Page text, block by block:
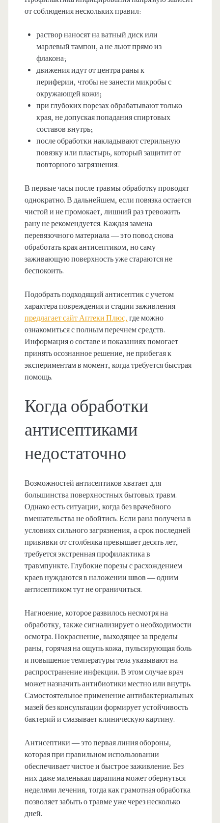
от соблюдения нескольких правил:
раствор наносят на ватный диск или
марлевый тампон, а не льют прямо из
флакона;
движения идут от центра раны к
периферии, чтобы не занести микробы с
окружающей кожи;
при глубоких порезах обрабатывают только
края, не допуская попадания спиртовых
составов внутрь;
после обработки накладывают стерильную
повязку или пластырь, который защитит от
повторного загрязнения.
В первые часы после травмы обработку проводят
однократно. В дальнейшем, если повязка остается
чистой и не промокает, лишний раз тревожить
рану не рекомендуется. Каждая замена
перевязочного материала — это повод снова
обработать края антисептиком, но саму
заживающую поверхность уже стараются не
беспокоить.
Подобрать подходящий антисептик с учетом
характера повреждения и стадии заживления
предлагает сайт Аптеки Плюс, где можно
ознакомиться с полным перечнем средств.
Информация о составе и показаниях помогает
принять осознанное решение, не прибегая к
экспериментам в момент, когда требуется быстрая
помощь.
Когда обработки
антисептиками
недостаточно
Возможностей антисептиков хватает для
большинства поверхностных бытовых травм.
Однако есть ситуации, когда без врачебного
вмешательства не обойтись. Если рана получена в
условиях сильного загрязнения, а срок последней
прививки от столбняка превышает десять лет,
требуется экстренная профилактика в
травмпункте. Глубокие порезы с расхождением
краев нуждаются в наложении швов — одним
антисептиком тут не ограничиться.
Нагноение, которое развилось несмотря на
обработку, также сигнализирует о необходимости
осмотра. Покраснение, выходящее за пределы
раны, горячая на ощупь кожа, пульсирующая боль
и повышение температуры тела указывают на
распространение инфекции. В этом случае врач
может назначить антибиотики местно или внутрь.
Самостоятельное применение антибактериальных
мазей без консультации формирует устойчивость
бактерий и смазывает клиническую картину.
Антисептики — это первая линия обороны,
которая при правильном использовании
обеспечивает чистое и быстрое заживление. Без
них даже маленькая царапина может обернуться
неделями лечения, тогда как грамотная обработка
позволяет забыть о травме уже через несколько
дней.